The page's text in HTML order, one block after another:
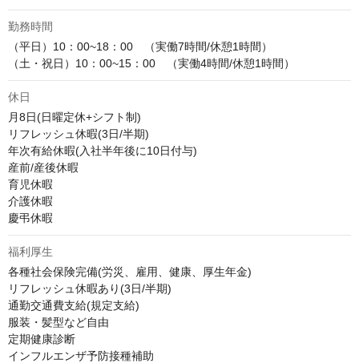
勤務時間
（平日）10：00~18：00　（実働7時間/休憩1時間）
（土・祝日）10：00~15：00　（実働4時間/休憩1時間）
休日
月8日(日曜定休+シフト制)
リフレッシュ休暇(3日/半期)
年次有給休暇(入社半年後に10日付与)
産前/産後休暇
育児休暇
介護休暇
慶弔休暇
福利厚生
各種社会保険完備(労災、雇用、健康、厚生年金)
リフレッシュ休暇あり(3日/半期)
通勤交通費支給(規定支給)
服装・髪型など自由
定期健康診断
インフルエンザ予防接種補助